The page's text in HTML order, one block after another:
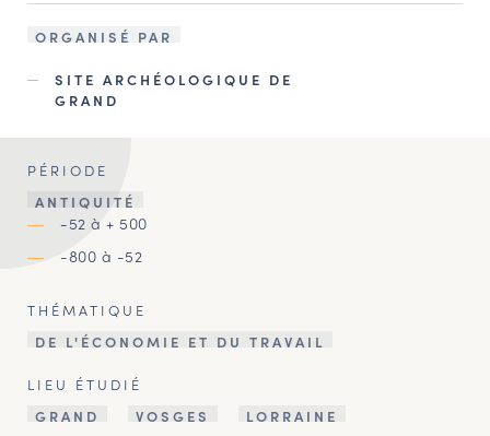
ORGANISÉ PAR
SITE ARCHÉOLOGIQUE DE
GRAND
PÉRIODE
ANTIQUITÉ
-52 à + 500
-800 à -52
THÉMATIQUE
DE L'ÉCONOMIE ET DU TRAVAIL
LIEU ÉTUDIÉ
GRAND
VOSGES LORRAINE